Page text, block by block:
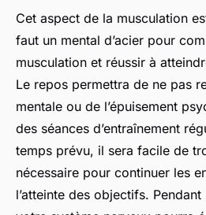
Cet aspect de la musculation
faut un mental d’acier pour
musculation et réussir à
Le repos permettra de ne pas
mentale ou de l’épuisement
des séances d’entraînement
temps prévu, il sera facile de
nécessaire pour continuer les
l’atteinte des objectifs.